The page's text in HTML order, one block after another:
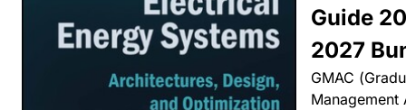
Guide
2027
GMAC
Management